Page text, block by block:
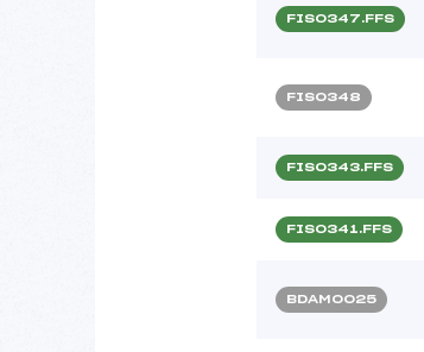
FIS0347.FFS
FIS0348
FIS0343.FFS
FIS0341.FFS
BDAM0025